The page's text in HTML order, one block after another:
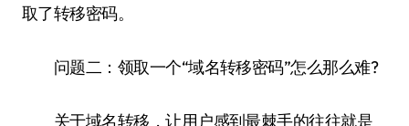
取了转移密码。
问题二：领取一个“域名转移密码”怎么那么难?
关于域名转移，让用户感到最棘手的往往就是